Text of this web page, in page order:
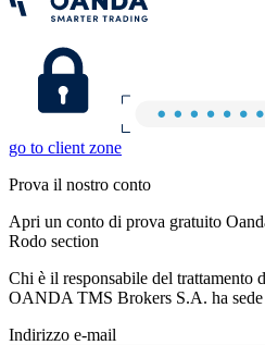
go to client zone
Prova il nostro conto
Apri un conto di prova gratuito
Rodo section
Chi è il responsabile del trattamento
OANDA TMS Brokers S.A. ha sede
Indirizzo e-mail